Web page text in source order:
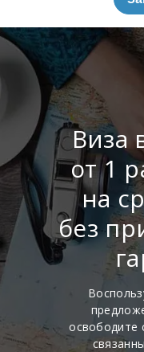
Виза
от 1
на
без
освободите